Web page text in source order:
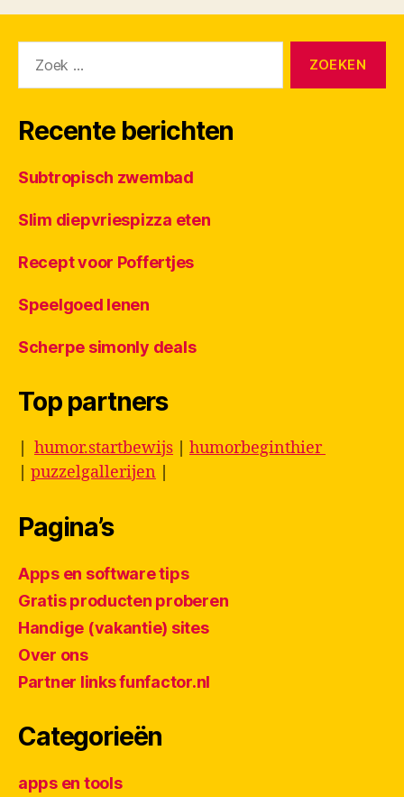
naar:
Recente berichten
Subtropisch zwembad
Slim diepvriespizza eten
Recept voor Poffertjes
Speelgoed lenen
Scherpe simonly deals
Top partners
humor.startbewijs
humorbeginthier
puzzelgallerijen
Pagina’s
Apps en software tips
Gratis producten proberen
Handige (vakantie) sites
Over ons
Partner links funfactor.nl
Categorieën
apps en tools